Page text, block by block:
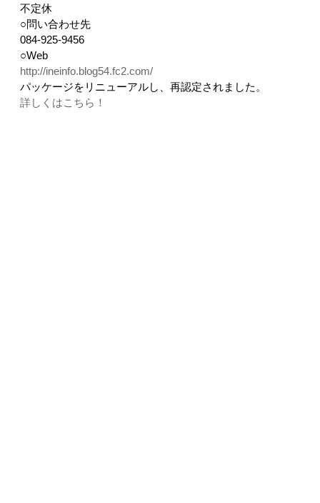
不定休
○問い合わせ先
084-925-9456
○Web
http://ineinfo.blog54.fc2.com/
パッケージをリニューアルし、再認定されました。
詳しくはこちら！